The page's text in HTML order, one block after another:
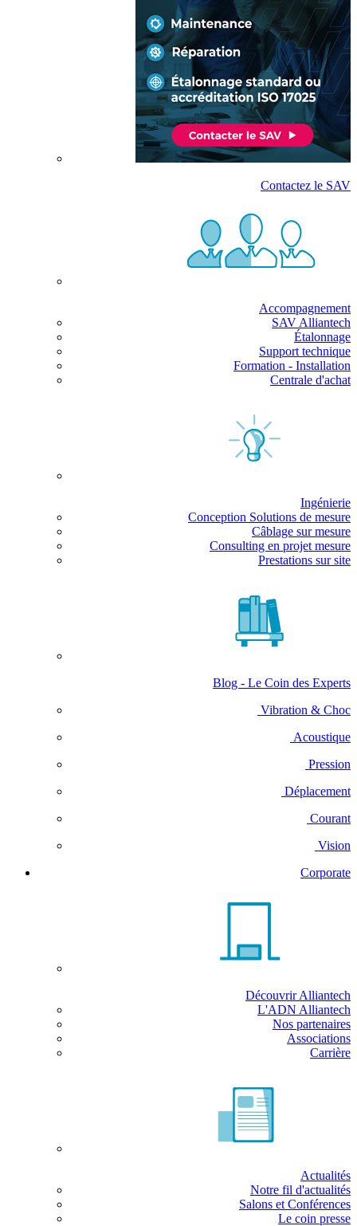
Contactez le SAV
Accompagnement
SAV Alliantech
Étalonnage
Support technique
Formation - Installation
Centrale d'achat
Ingénierie
Conception Solutions de mesure
Câblage sur mesure
Consulting en projet mesure
Prestations sur site
Blog - Le Coin des Experts
Vibration & Choc
Acoustique
Pression
Déplacement
Courant
Vision
Corporate
Découvrir Alliantech
L'ADN Alliantech
Nos partenaires
Associations
Carrière
Actualités
Notre fil d'actualités
Salons et Conférences
Le coin presse